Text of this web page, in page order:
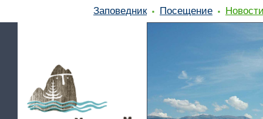
Заповедник Посещение